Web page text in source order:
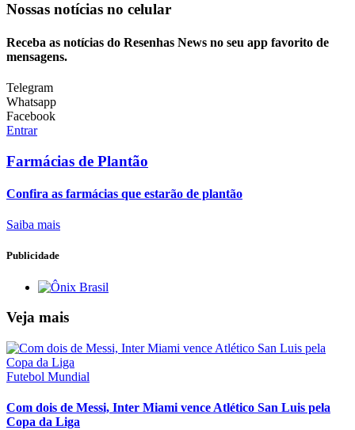
Nossas notícias no celular
Receba as notícias do Resenhas News no seu app favorito de
mensagens.
Telegram
Whatsapp
Facebook
Entrar
Farmácias de Plantão
Confira as farmácias que estarão de plantão
Saiba mais
Publicidade
Veja mais
Futebol Mundial
Com dois de Messi, Inter Miami vence Atlético San Luis pela
Copa da Liga